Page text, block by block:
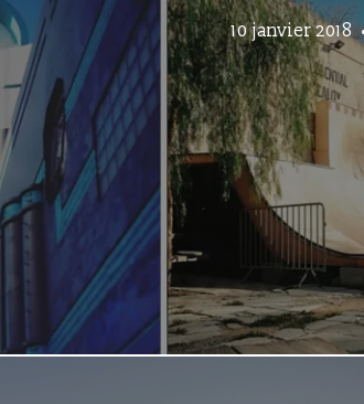
10 janvier 2018